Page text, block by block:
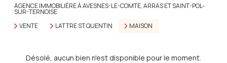
AGENCE IMMOBILIÈRE À AVESNES-LE-COMTE, ARRAS ET SAINT-POL-
SUR-TERNOISE
VENTE
LATTRE ST QUENTIN MAISON
Désolé, aucun bien n'est disponible pour le moment.